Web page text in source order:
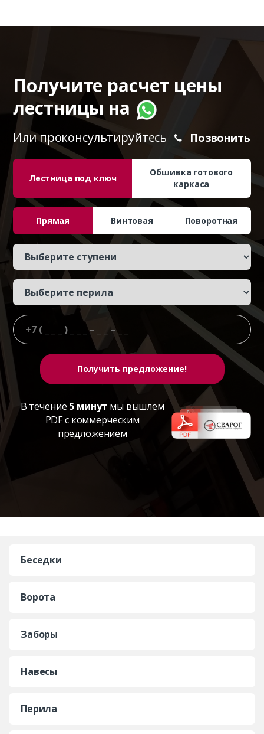
Получите расчет цены
лестницы на
Или проконсультируйтесь Позвонить
Лестница под ключ
Обшивка готового
каркаса
Прямая Винтовая Поворотная
В течение 5 минут мы вышлем
PDF с коммерческим
предложением
Беседки
Ворота
Заборы
Навесы
Перила